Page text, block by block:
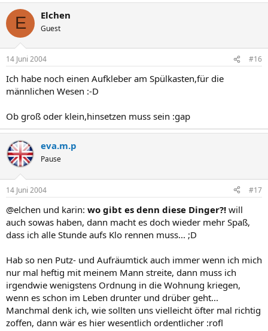
E Elchen
Guest
14 Juni 2004 #16
Ich habe noch einen Aufkleber am Spülkasten,für die
männlichen Wesen :-D
Ob groß oder klein,hinsetzen muss sein :gap
eva.m.p
Pause
14 Juni 2004 #17
@elchen und karin: wo gibt es denn diese Dinger?! will
auch sowas haben, dann macht es doch wieder mehr Spaß,
dass ich alle Stunde aufs Klo rennen muss... ;D
Hab so nen Putz- und Aufräumtick auch immer wenn ich mich
nur mal heftig mit meinem Mann streite, dann muss ich
irgendwie wenigstens Ordnung in die Wohnung kriegen,
wenn es schon im Leben drunter und drüber geht...
Manchmal denk ich, wie sollten uns vielleicht öfter mal richtig
zoffen, dann wär es hier wesentlich ordentlicher :rofl